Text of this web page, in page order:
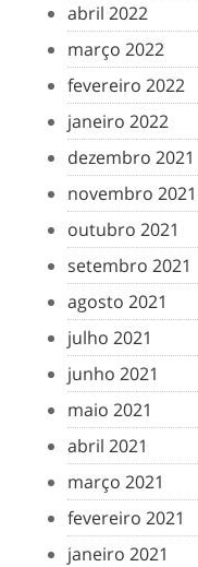
abril 2022
março 2022
fevereiro 2022
janeiro 2022
dezembro 2021
novembro 2021
outubro 2021
setembro 2021
agosto 2021
julho 2021
junho 2021
maio 2021
abril 2021
março 2021
fevereiro 2021
janeiro 2021